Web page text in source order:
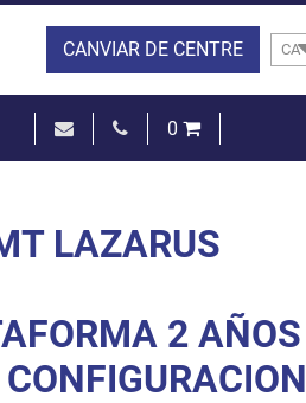
CANVIAR DE CENTRE CA
0
LAZARUS
2 AÑOS